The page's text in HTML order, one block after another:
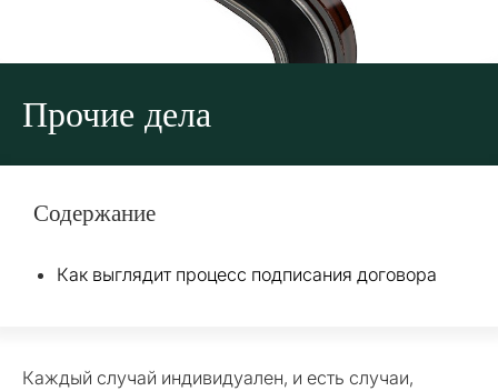
Прочие дела
Содержание
Как выглядит процесс подписания договора
Каждый случай индивидуален, и есть случаи,